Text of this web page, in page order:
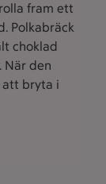
fram ett
Polkabräck
choklad
När den
att bryta i